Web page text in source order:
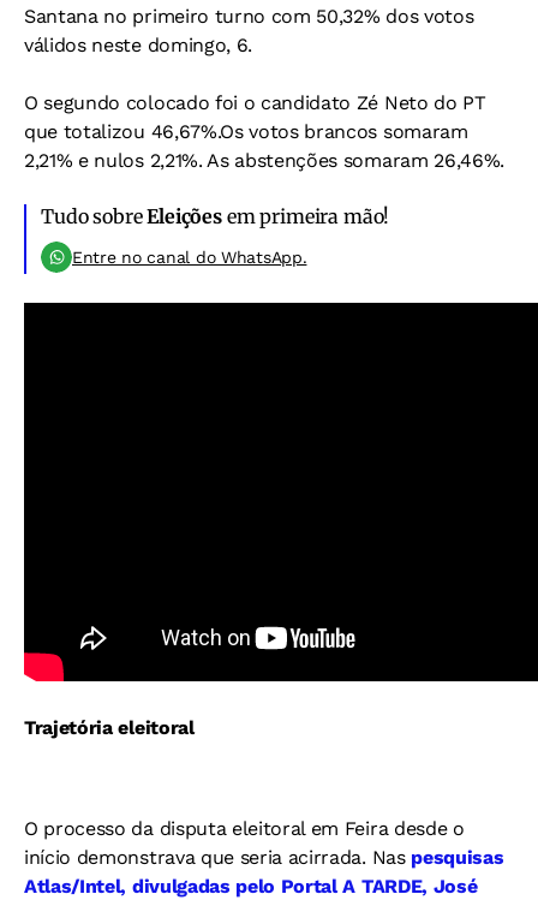
Santana no primeiro turno com 50,32% dos votos
válidos neste domingo, 6.
O segundo colocado foi o candidato Zé Neto do PT
que totalizou 46,67%.Os votos brancos somaram
2,21% e nulos 2,21%. As abstenções somaram 26,46%.
Tudo sobreEleiçõesem primeira mão!
Entre no canal do WhatsApp.
Trajetória eleitoral
O processo da disputa eleitoral em Feira desde o
início demonstrava que seria acirrada. Nas pesquisas
Atlas/Intel, divulgadas pelo Portal A TARDE, José